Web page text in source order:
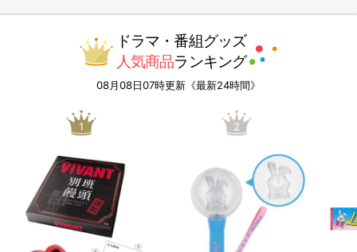
ドラマ・番組グッズ
人気商品ランキング
08月08日07時更新《最新24時間》
1 2